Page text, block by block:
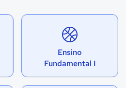
Ensino
Fundamental I